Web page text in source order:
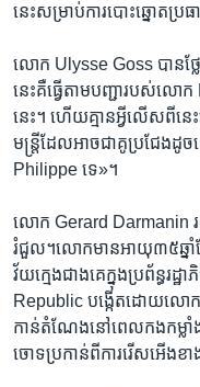
នេះ​សម្រាប់​ការ​បោះឆ្នោត​ប្
លោក​ Ulysse Goss ​បាន​ថ្លែ
នេះគឺ​ធ្វើតាម​បញ្ជា​របស់​លោ
នេះ។​ ហើយ​គ្មាន​អ្វី​លើស​ពី​ន
មន្ត្រី​ដែល​អាច​ជា​គូ​ប្រជែង​ដូ
Philippe ​ទេ»។​
លោក​ Gerard Darmanin ​រដ្
រំជួល។​លោក​មាន​អាយុ​៣៥​ឆ្នាំ​ដ
វ័យ​ក្មេង​ជាង​គេ​ក្នុង​ប្រព័ន្ធ​រដ្
Republic ​បង្កើត​ដោយ​លោ
កាន់​តំណែង​នៅ​ពេល​កង​កម្ល
ចោទ​ប្រកាន់​ពី​ការ​រើស​អើង​